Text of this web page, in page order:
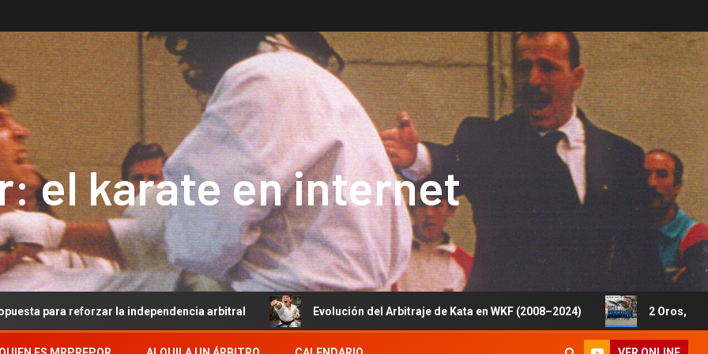
el karate en internet
la independencia arbitral Evolución del Arbitraje de Kata en WKF (2008–2024) 2 Oros, 1 Plata y 5